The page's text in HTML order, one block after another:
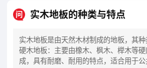
问 实木地板的种类与特点
实木地板是由天然木材制成的地板，其
硬木地板：主要由橡木、枫木、榉木等硬
成，具有耐磨、耐用的特点，适合用于